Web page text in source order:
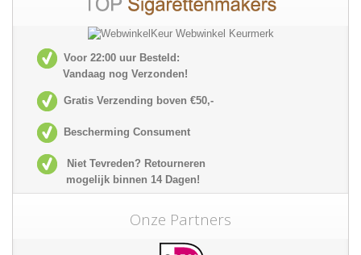
Voor 22:00 uur Besteld:
Vandaag nog Verzonden!
Gratis Verzending boven €50,-
Bescherming Consument
Niet Tevreden? Retourneren
mogelijk binnen 14 Dagen!
Onze Partners